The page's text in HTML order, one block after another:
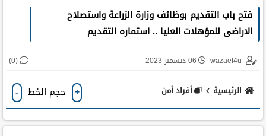
فتح باب التقديم بوظائف وزارة الزراعة واستصلاح
الاراضى للمؤهلات العليا .. استماره التقديم
wazaef4u 06 ديسمبر 2023 (0)
الرئيسية أفراد أمن + حجم الخط -